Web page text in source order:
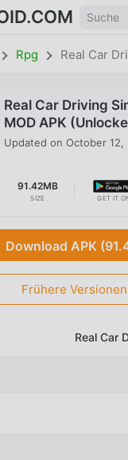
Rpg Real Car
Real Car Driving
MOD APK
Updated on October 12,
91.42MB
SIZE GET IT
Download APK
Frühere Versionen
Real Car